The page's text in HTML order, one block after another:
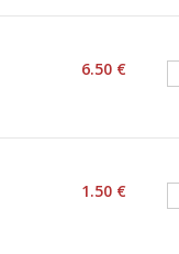
6.50 €
1.50 €